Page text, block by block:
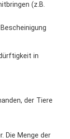
(z.B.
in
der Tiere
Die Menge der